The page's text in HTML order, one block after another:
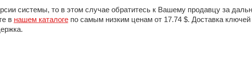
системы, то в этом случае обратитесь к Вашему продавцу за
в нашем каталогепо самым низким ценам от 17.74 $. Доставка